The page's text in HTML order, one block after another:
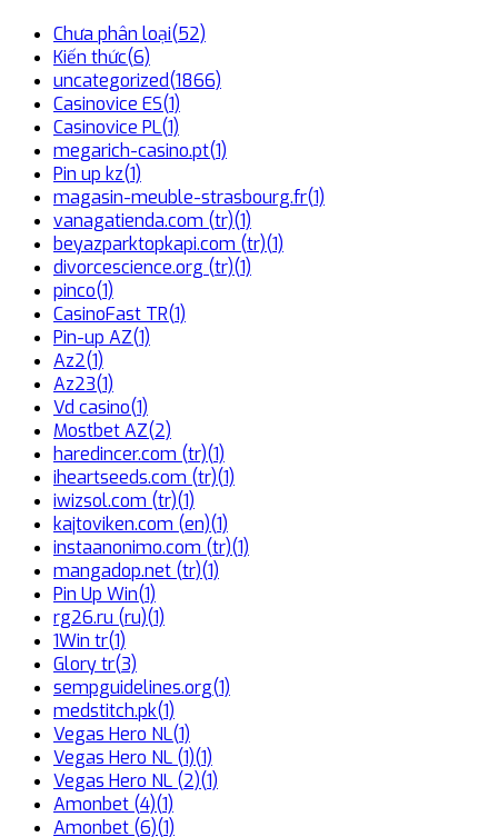
Chưa phân loại(52)
Kiến thức(6)
uncategorized(1866)
Casinovice ES(1)
Casinovice PL(1)
megarich-casino.pt(1)
Pin up kz(1)
magasin-meuble-strasbourg.fr(1)
vanagatienda.com (tr)(1)
beyazparktopkapi.com (tr)(1)
divorcescience.org (tr)(1)
pinco(1)
CasinoFast TR(1)
Pin-up AZ(1)
Az2(1)
Az23(1)
Vd casino(1)
Mostbet AZ(2)
haredincer.com (tr)(1)
iheartseeds.com (tr)(1)
iwizsol.com (tr)(1)
kajtoviken.com (en)(1)
instaanonimo.com (tr)(1)
mangadop.net (tr)(1)
Pin Up Win(1)
rg26.ru (ru)(1)
1Win tr(1)
Glory tr(3)
sempguidelines.org(1)
medstitch.pk(1)
Vegas Hero NL(1)
Vegas Hero NL (1)(1)
Vegas Hero NL (2)(1)
Amonbet (4)(1)
Amonbet (6)(1)